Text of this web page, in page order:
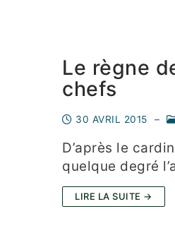
Le règne
chefs
30 AVRIL 2015 –
D’après le
quelque degré
LIRE LA SUITE →